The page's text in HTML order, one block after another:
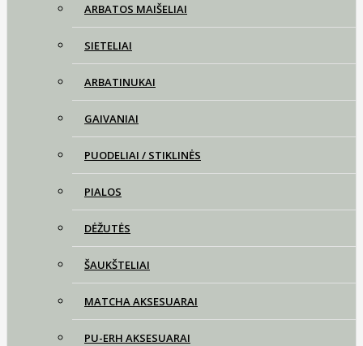
ARBATOS MAIŠELIAI
SIETELIAI
ARBATINUKAI
GAIVANIAI
PUODELIAI / STIKLINĖS
PIALOS
DĖŽUTĖS
ŠAUKŠTELIAI
MATCHA AKSESUARAI
PU-ERH AKSESUARAI